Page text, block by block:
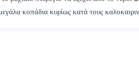
κοπάδια κυρίως κατά τους